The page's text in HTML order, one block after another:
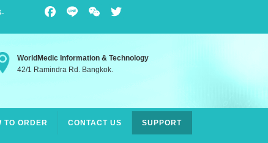
WorldMedic Information & Technology
42/1 Ramindra Rd. Bangkok.
TO ORDER CONTACT US SUPPORT